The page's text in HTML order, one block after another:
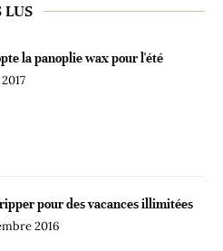
LUS
la panoplie wax pour l'été
pour des vacances illimitées
2016